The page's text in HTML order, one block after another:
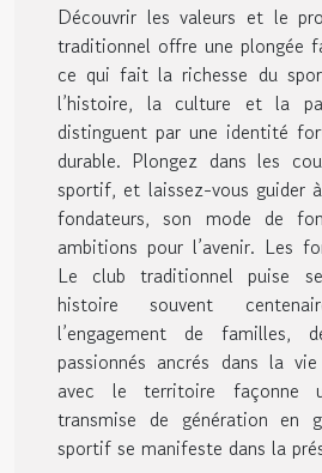
Découvrir les valeurs et le
traditionnel offre une plongée
ce qui fait la richesse du
l’histoire, la culture et la
distinguent par une identité
durable. Plongez dans les
sportif, et laissez-vous guider
fondateurs, son mode de
ambitions pour l’avenir. Les
Le club traditionnel puise
histoire souvent
l’engagement de familles,
passionnés ancrés dans la
avec le territoire façonne
transmise de génération en
sportif se manifeste dans la